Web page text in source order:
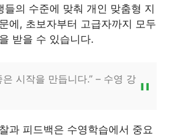
들의 수준에 맞춰 개인 맞춤형 지
에, 초보자부터 고급자까지 모두
받을 수 있습니다.
시작을 만듭니다.” – 수영 강
과 피드백은 수영학습에서 중요